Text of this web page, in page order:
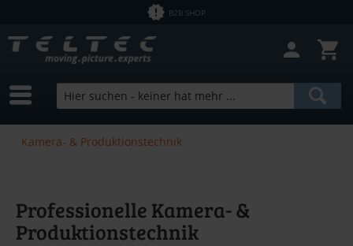
B2B SHOP
Kamera- & Produktionstechnik
Professionelle Kamera- &
Produktionstechnik